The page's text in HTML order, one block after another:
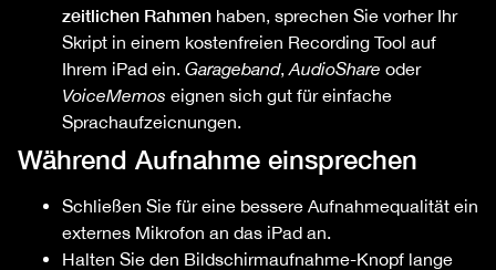
zeitlichen Rahmen haben, sprechen Sie vorher Ihr
Skript in einem kostenfreien Recording Tool auf
Ihrem iPad ein. Garageband, AudioShare oder
VoiceMemos eignen sich gut für einfache
Sprachaufzeicnungen.
Während Aufnahme einsprechen
Schließen Sie für eine bessere Aufnahmequalität ein
externes Mikrofon an das iPad an.
Halten Sie den Bildschirmaufnahme-Knopf lange